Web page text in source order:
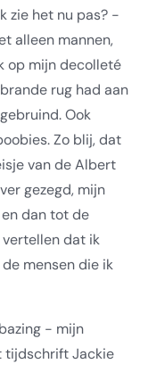
zie het nu pas? -
alleen mannen,
op mijn decolleté
rug had aan
Ook
Zo blij, dat
van de Albert
gezegd, mijn
dan tot de
vertellen dat ik
mensen die ik
- mijn
tijdschrift Jackie